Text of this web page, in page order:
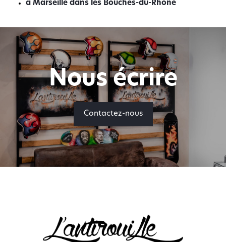
à Marseille dans les Bouches-du-Rhône
Nous écrire
Contactez-nous